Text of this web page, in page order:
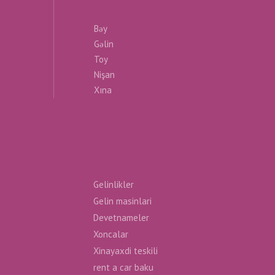
Bəy
Gəlin
Toy
Nişan
Xına
Gelinlikler
Gelin masinlari
Devetnameler
Xoncalar
Xinayaxdi teskili
rent a car baku